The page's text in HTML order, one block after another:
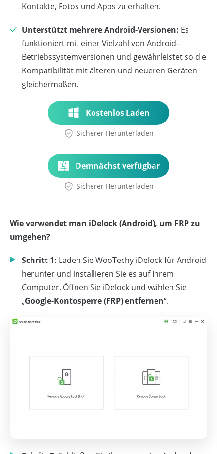
Kontakte, Fotos und Apps zu erhalten.
Unterstützt mehrere Android-Versionen: Es
funktioniert mit einer Vielzahl von Android-
Betriebssystemversionen und gewährleistet so die
Kompatibilität mit älteren und neueren Geräten
gleichermaßen.
Kostenlos Laden
Sicherer Herunterladen
Demnächst verfügbar
Sicherer Herunterladen
Wie verwendet man iDelock (Android), um FRP zu
umgehen?
Schritt 1: Laden Sie WooTechy iDelock für Android
herunter und installieren Sie es auf Ihrem
Computer. Öffnen Sie iDelock und wählen Sie
„Google-Kontosperre (FRP) entfernen“.